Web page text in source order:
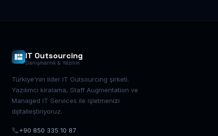
IT Outsourcing
Danışmanlık & Yazılım
Türkiye'nin lider IT Outsourcing şirketi.
Yazılımcı kiralama, Staff Augmentation ve
Managed IT Services ile işletmenizi
dijitalleştiriyoruz.
+90 850 335 10 87